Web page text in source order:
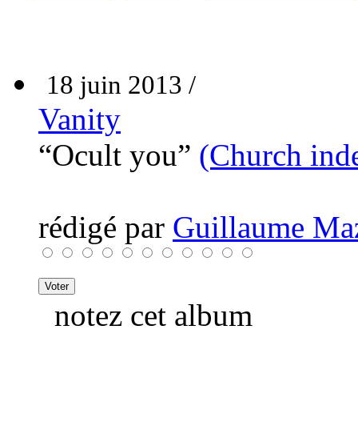
18 juin 2013 /
Vanity
“Ocult you” (Church
rédigé par Guillaume
notez cet album